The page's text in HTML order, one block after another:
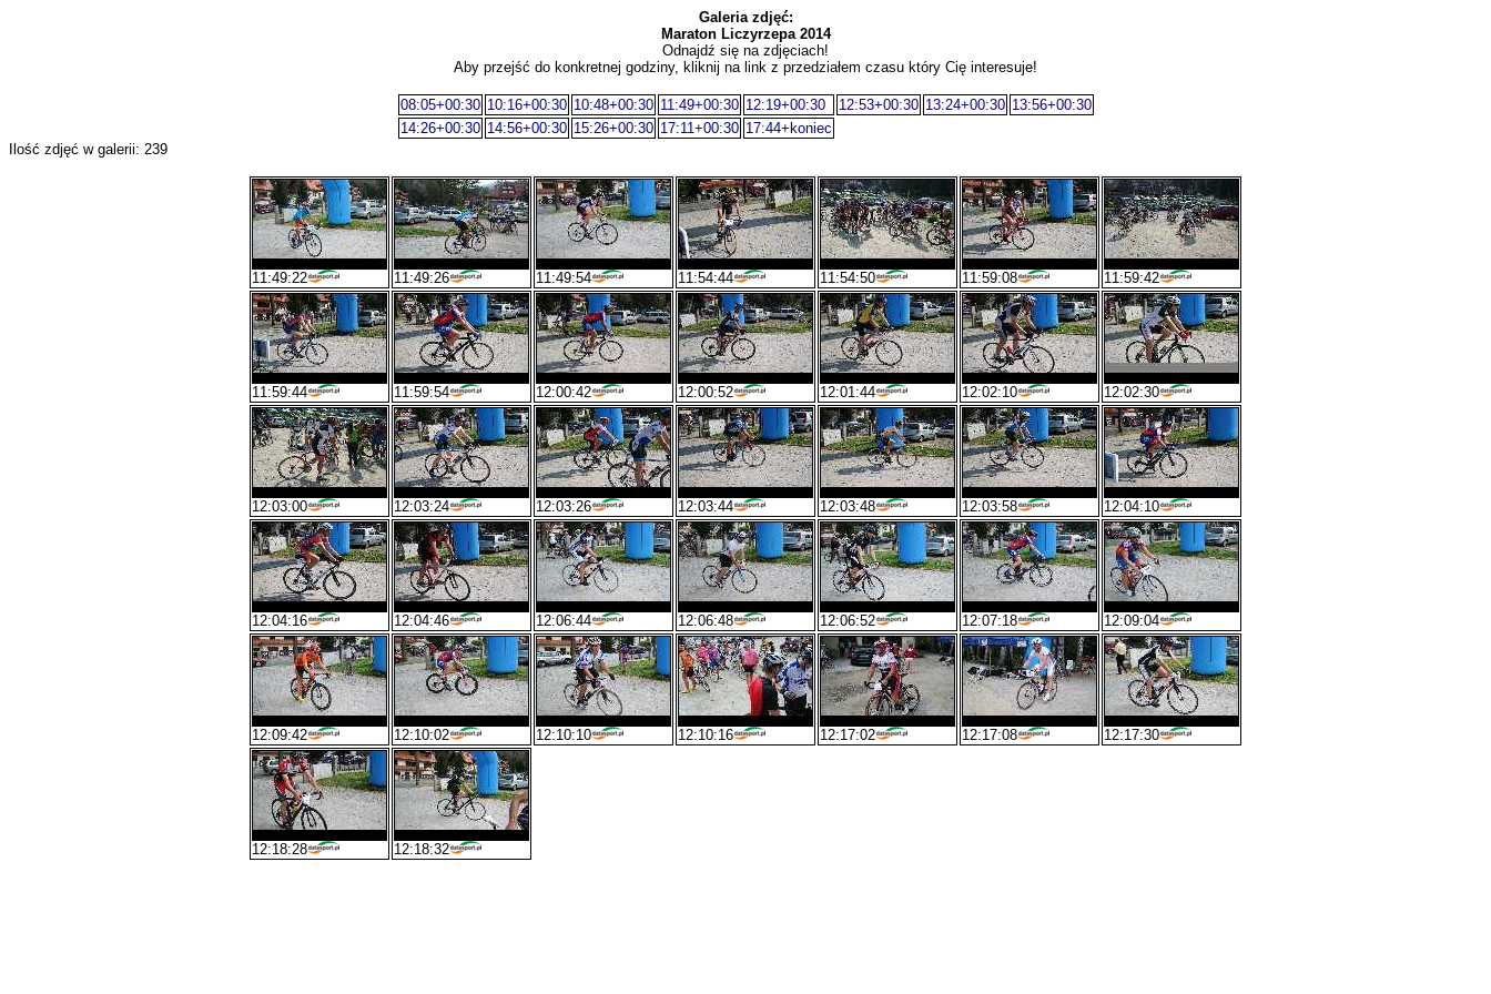
Galeria zdjęć:
Maraton Liczyrzepa 2014
Odnajdź się na zdjęciach!
Aby przejść do konkretnej godziny, kliknij na link z przedziałem czasu który Cię interesuje!
08:05+00:30 10:16+00:30 10:48+00:30 11:49+00:30 12:19+00:30 12:53+00:30 13:24+00:30 13:56+00:30
14:26+00:30 14:56+00:30 15:26+00:30 17:11+00:30 17:44+koniec
Ilość zdjęć w galerii: 239
11:49:22 11:49:26 11:49:54 11:54:44 11:54:50 11:59:08 11:59:42
11:59:44 11:59:54 12:00:42 12:00:52 12:01:44 12:02:10 12:02:30
12:03:00 12:03:24 12:03:26 12:03:44 12:03:48 12:03:58 12:04:10
12:04:16 12:04:46 12:06:44 12:06:48 12:06:52 12:07:18 12:09:04
12:09:42 12:10:02 12:10:10 12:10:16 12:17:02 12:17:08 12:17:30
12:18:28 12:18:32